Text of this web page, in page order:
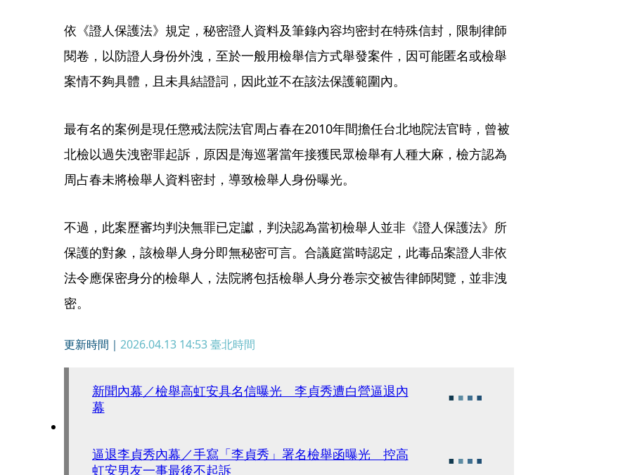
依《證人保護法》規定，秘密證人資料及筆錄內容均密封在特殊信封，限制律師
閱卷，以防證人身份外洩，至於一般用檢舉信方式舉發案件，因可能匿名或檢舉
案情不夠具體，且未具結證詞，因此並不在該法保護範圍內。
最有名的案例是現任懲戒法院法官周占春在2010年間擔任台北地院法官時，曾被
北檢以過失洩密罪起訴，原因是海巡署當年接獲民眾檢舉有人種大麻，檢方認為
周占春未將檢舉人資料密封，導致檢舉人身份曝光。
不過，此案歷審均判決無罪已定讞，判決認為當初檢舉人並非《證人保護法》所
保護的對象，該檢舉人身分即無秘密可言。合議庭當時認定，此毒品案證人非依
法令應保密身分的檢舉人，法院將包括檢舉人身分卷宗交被告律師閱覽，並非洩
密。
更新時間｜ 2026.04.13 14:53臺北時間
新聞內幕／檢舉高虹安具名信曝光 李貞秀遭白營逼退內
幕
逼退李貞秀內幕／手寫「李貞秀」署名檢舉函曝光 控高
虹安男友一事最後不起訴